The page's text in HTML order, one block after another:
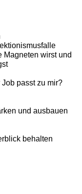
Magneten wirst und
passt zu mir?
und ausbauen
behalten